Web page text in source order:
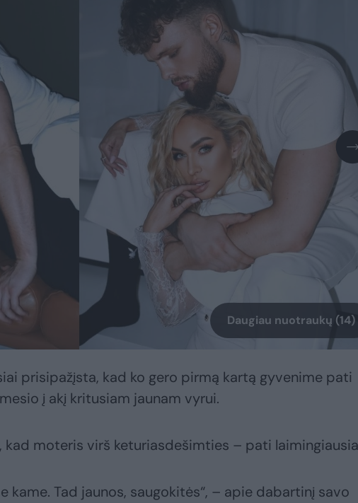
Daugiau nuotraukų (14)
prisipažįsta, kad ko gero pirmą kartą gyvenime pati
į akį kritusiam jaunam vyrui.
kad moteris virš keturiasdešimties – pati
kame. Tad jaunos, saugokitės“, – apie dabartinį savo